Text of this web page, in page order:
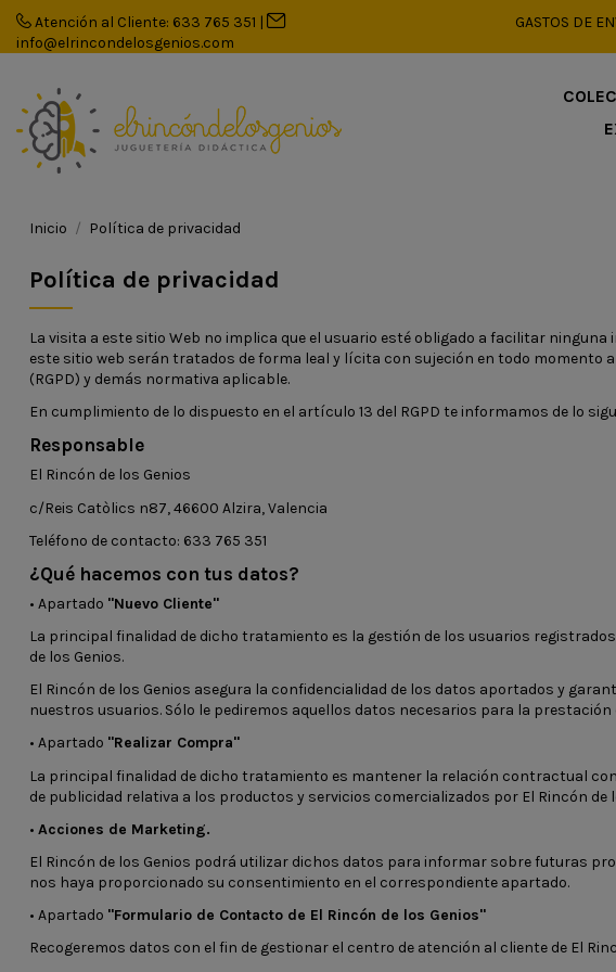
Atención al Cliente: 633 765 351 |
info@elrincondelosgenios.com
GASTOS DE
Inicio Política de privacidad
Política de privacidad
La visita a este sitio Web no implica que el usuario esté obligado a facilitar
este sitio web serán tratados de forma leal y lícita con sujeción en todo momento
(RGPD) y demás normativa aplicable.
En cumplimiento de lo dispuesto en el artículo 13 del RGPD te informamos de lo
Responsable
El Rincón de los Genios
c/Reis Catòlics n87, 46600 Alzira, Valencia
Teléfono de contacto: 633 765 351
¿Qué hacemos con tus datos?
• Apartado "Nuevo Cliente"
La principal finalidad de dicho tratamiento es la gestión de los usuarios
de los Genios.
El Rincón de los Genios asegura la confidencialidad de los datos aportados y
nuestros usuarios. Sólo le pediremos aquellos datos necesarios para la
• Apartado "Realizar Compra"
La principal finalidad de dicho tratamiento es mantener la relación contractual
de publicidad relativa a los productos y servicios comercializados por El Rincón de
• Acciones de Marketing.
El Rincón de los Genios podrá utilizar dichos datos para informar sobre futuras
nos haya proporcionado su consentimiento en el correspondiente apartado.
• Apartado "Formulario de Contacto de El Rincón de los Genios"
Recogeremos datos con el fin de gestionar el centro de atención al cliente de El